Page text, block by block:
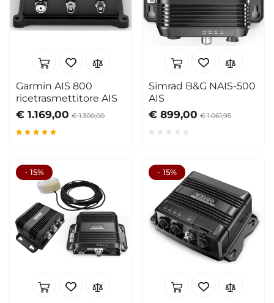
Garmin AIS 800
ricetrasmettitore AIS
€ 1.169,00 € 1.300,00
Simrad B&G NAIS-500
AIS
€ 899,00 € 1.061,95
- 15% - 15%